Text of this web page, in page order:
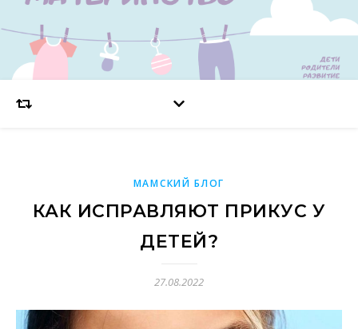
МАМСКИЙ БЛОГ
КАК ИСПРАВЛЯЮТ ПРИКУС У
ДЕТЕЙ?
27.08.2022